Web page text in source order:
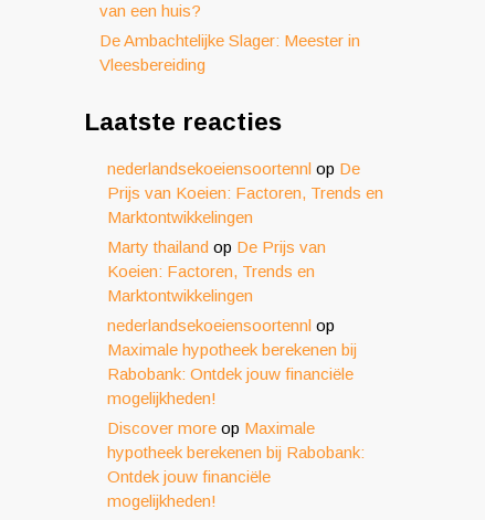
van een huis?
De Ambachtelijke Slager: Meester in
Vleesbereiding
Laatste reacties
nederlandsekoeiensoortennl op De
Prijs van Koeien: Factoren, Trends en
Marktontwikkelingen
Marty thailand op De Prijs van
Koeien: Factoren, Trends en
Marktontwikkelingen
nederlandsekoeiensoortennl op
Maximale hypotheek berekenen bij
Rabobank: Ontdek jouw financiële
mogelijkheden!
Discover more op Maximale
hypotheek berekenen bij Rabobank:
Ontdek jouw financiële
mogelijkheden!